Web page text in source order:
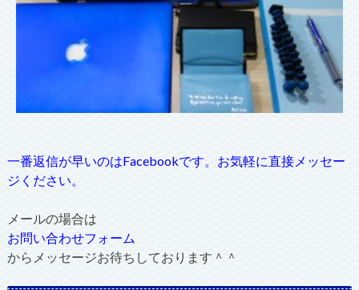
一番返信が早いのはFacebookです。お気軽に直接メッセー
ジください。
メールの場合は
お問い合わせフォーム
からメッセージお待ちしております＾＾